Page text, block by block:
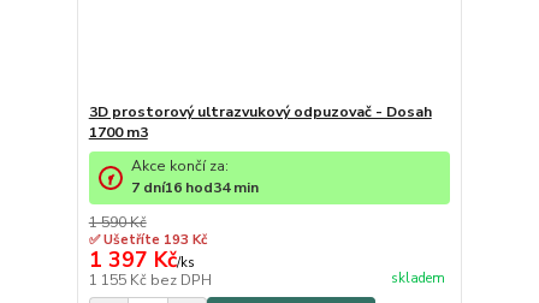
3D prostorový ultrazvukový odpuzovač - Dosah
1700 m3
1 590 Kč
✅ Ušetříte 193 Kč
1 397 Kč/ks
1 155 Kč bez DPH skladem
Akce končí za:
7 dní16 hod34min